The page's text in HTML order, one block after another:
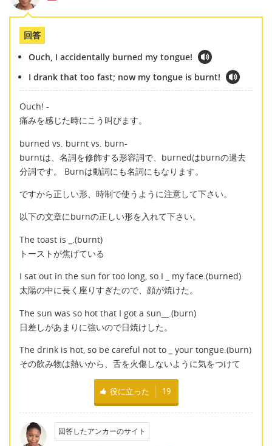
回答
Ouch, I accidentally burned my tongue!
I drank that too fast; now my tongue is burnt!
Ouch! -
痛みを感じた時にこう叫びます。
burned vs. burnt vs. burn-
burntは、名詞を修飾する形容詞で、burnedはburnの過去
分詞です。 Burnは動詞にも名詞にもなります。
ですから正しい形、時制で使うように注意して下さい。
以下の文章にburnの正しい形を入れて下さい。
The toast is
.(burnt)
トーストが焦げている
I sat out in the sun for too long, so I
my face.(burned)
太陽の中に長く座りすぎたので、顔が焼けた。
The sun was so hot that I got a sun
.(burn)
日差しがあまりに強いので日焼けした。
The drink is hot, so be careful not to
your tongue.(burn)
その飲み物は熱いから、舌を火傷しないように気をつけて
役に立った 19
回答したアンカーのサイト